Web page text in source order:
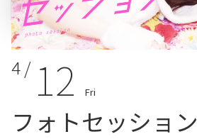
4 / 12 Fri
フォトセッション